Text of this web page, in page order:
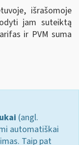
išrašomoje
jam suteiktą
ir PVM suma
(angl.
automatiškai
Taip pat